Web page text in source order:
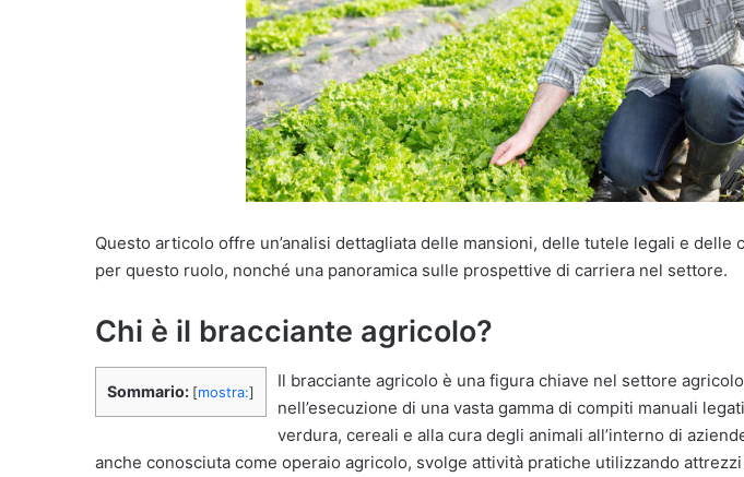
Questo articolo offre un’analisi dettagliata delle mansioni, delle tutele legali e delle
per questo ruolo, nonché una panoramica sulle prospettive di carriera nel settore.
Chi è il bracciante agricolo?
Sommario: [mostra:]
Il bracciante agricolo è una figura chiave nel settore
nell’esecuzione di una vasta gamma di compiti manuali
verdura, cereali e alla cura degli animali all’interno di
anche conosciuta come operaio agricolo, svolge attività pratiche utilizzando